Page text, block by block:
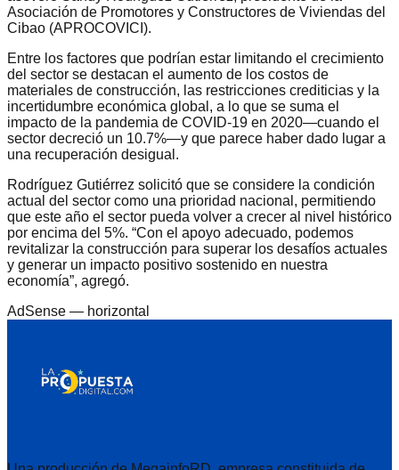
Asociación de Promotores y Constructores de Viviendas del
Cibao (APROCOVICI).
Entre los factores que podrían estar limitando el crecimiento
del sector se destacan el aumento de los costos de
materiales de construcción, las restricciones crediticias y la
incertidumbre económica global, a lo que se suma el
impacto de la pandemia de COVID-19 en 2020—cuando el
sector decreció un 10.7%—y que parece haber dado lugar a
una recuperación desigual.
Rodríguez Gutiérrez solicitó que se considere la condición
actual del sector como una prioridad nacional, permitiendo
que este año el sector pueda volver a crecer al nivel histórico
por encima del 5%. “Con el apoyo adecuado, podemos
revitalizar la construcción para superar los desafíos actuales
y generar un impacto positivo sostenido en nuestra
economía”, agregó.
AdSense — horizontal